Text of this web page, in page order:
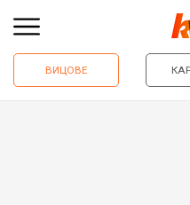
ВИЦОВЕ